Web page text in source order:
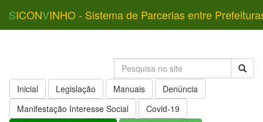
SICONVINHO - Sistema de Parcerias entre
Inicial Legislação Manuais
Denúncia
Manifestação Interesse Social
Covid-19